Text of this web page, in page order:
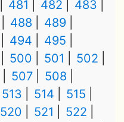
481 482
483
488
489
494
495
500 501
502
507
508
513 514
515
520 521
522